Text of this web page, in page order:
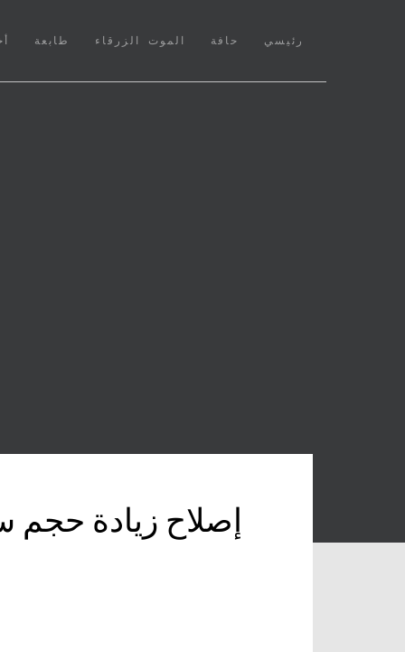
رئيسي
(CURRENT) حافة الموت الزرقاء طابعة
إصلاح زيادة